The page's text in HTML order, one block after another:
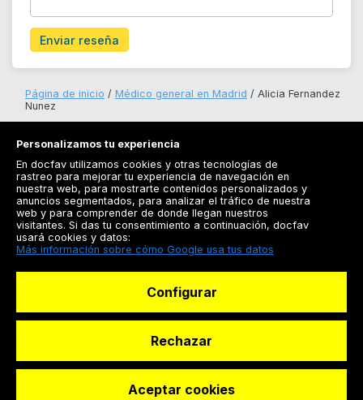
Enviar reseña
Página de inicio Médico general en Madrid
Alicia Fernandez
Nunez
Registrarse
Docfav
© Dashboard Technologies S.L
Personalizamos tu experiencia
En docfav utilizamos cookies y otras tecnologías de
rastreo para mejorar tu experiencia de navegación en
nuestra web, para mostrarte contenidos personalizados y
anuncios segmentados, para analizar el tráfico de nuestra
web y para comprender de donde llegan nuestros
visitantes. Si das tu consentimiento a continuación, docfav
usará cookies y datos:
Más información sobre cómo Google usa tus datos
Configurar
Rechazar
Aceptar cookies